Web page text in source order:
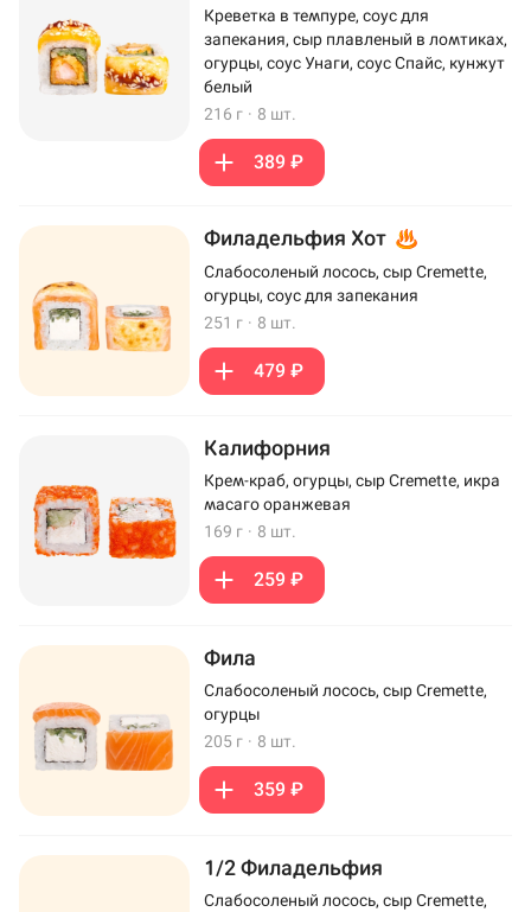
Креветка в темпуре, соус для
запекания, сыр плавленый в ломтиках,
огурцы, соус Унаги, соус Спайс, кунжут
белый
216 г · 8 шт.
389 ₽
Филадельфия Хот
Слабосоленый лосось, сыр Cremette,
огурцы, соус для запекания
251 г · 8 шт.
479 ₽
Калифорния
Крем-краб, огурцы, сыр Cremette, икра
масаго оранжевая
169 г · 8 шт.
259 ₽
Фила
Слабосоленый лосось, сыр Cremette,
огурцы
205 г · 8 шт.
359 ₽
1/2 Филадельфия
Слабосоленый лосось, сыр Cremette,